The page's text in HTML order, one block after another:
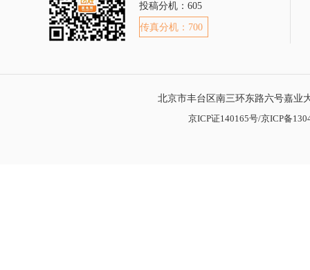
投稿分机：605
传真分机：700
北京市丰台区南三环东路六号嘉业
京ICP证140165号/京ICP备